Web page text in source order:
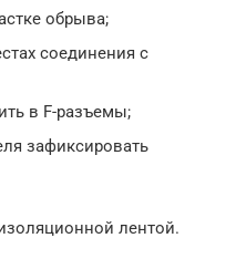
обрыва;
соединения с
в F-разъемы;
зафиксировать
лентой.